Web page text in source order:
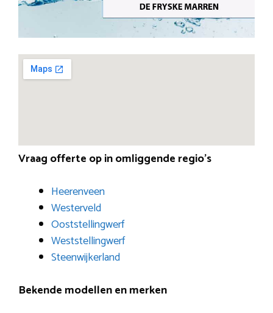
Vraag offerte op in omliggende regio’s
Heerenveen
Westerveld
Ooststellingwerf
Weststellingwerf
Steenwijkerland
Bekende modellen en merken